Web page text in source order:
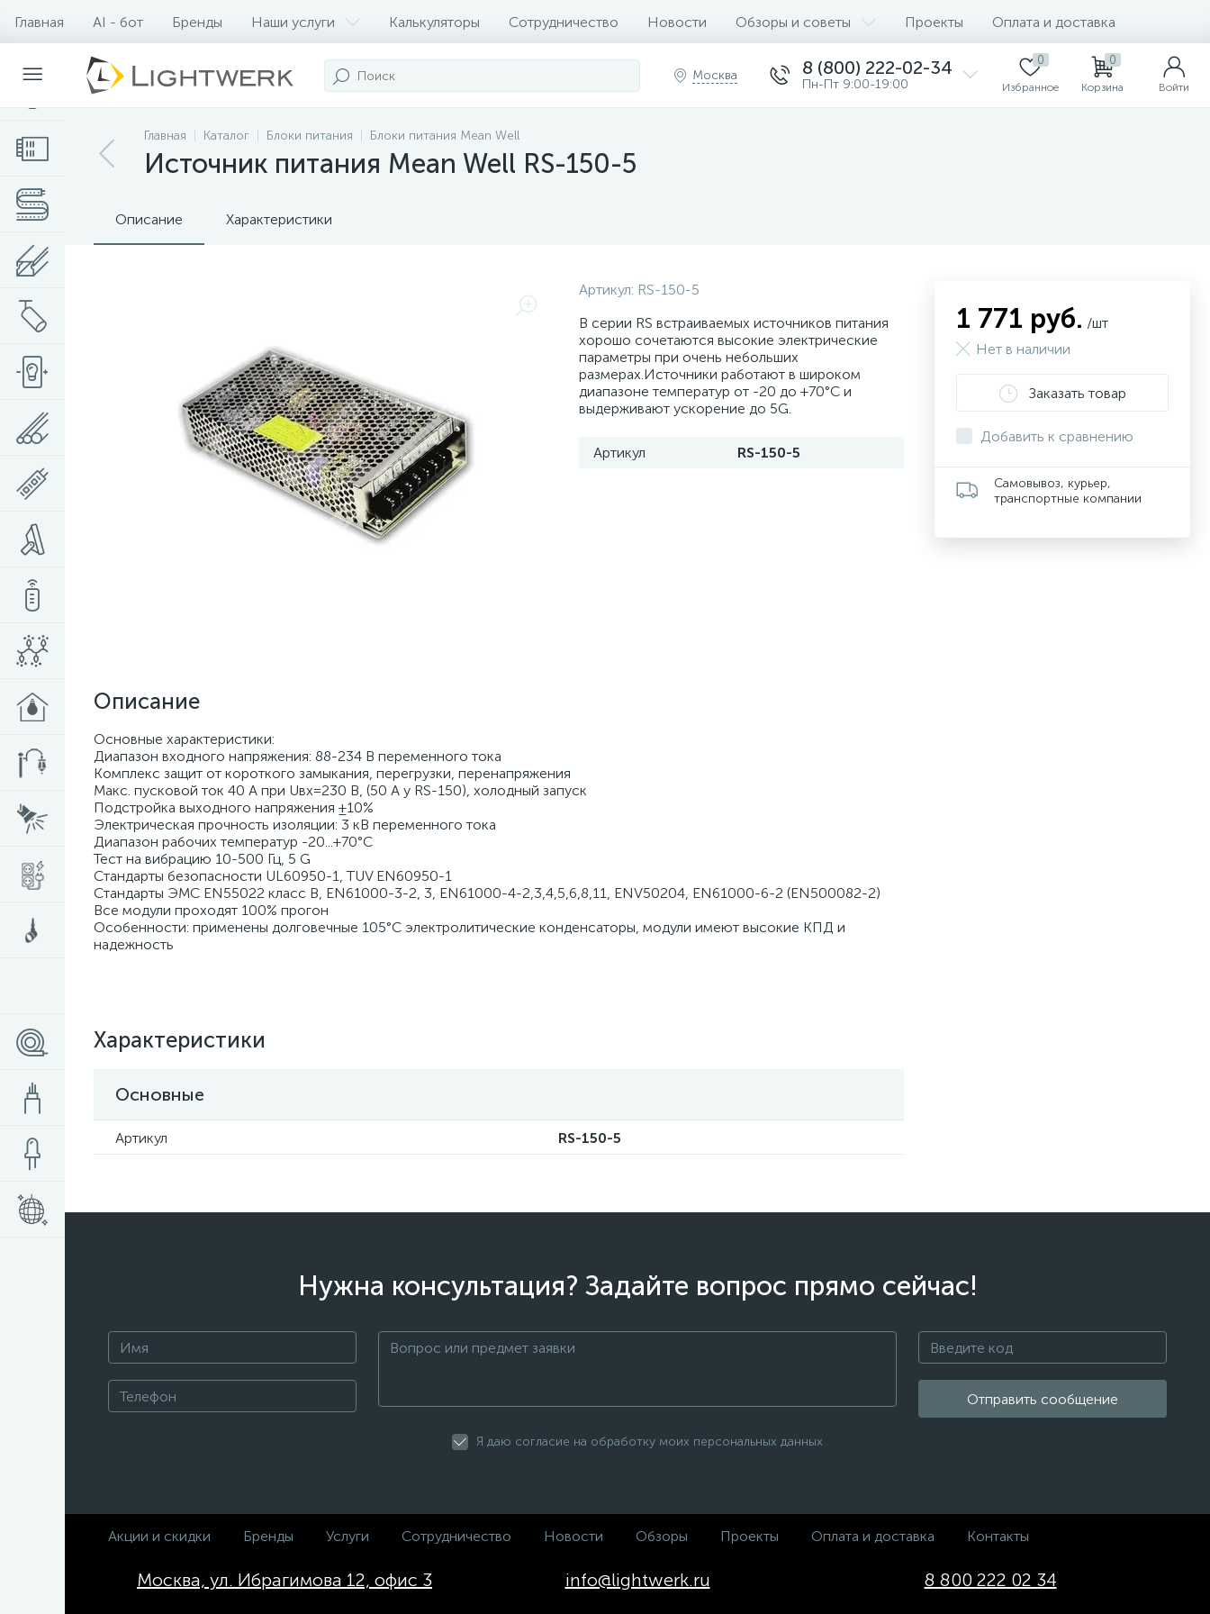
Главная AI - бот Бренды Наши услуги Калькуляторы Сотрудничество Новости Обзоры и советы Проекты Оплата и доставка
Контакты
Москва 8 (800) 222-02-34
Пн-Пт 9:00-19:00
0
Избранное
0
Корзина Войти
Главная Каталог Блоки питания Блоки питания Mean Well
Источник питания Mean Well RS-150-5
Описание Характеристики
Артикул: RS-150-5
В серии RS встраиваемых источников питания
хорошо сочетаются высокие электрические
параметры при очень небольших
размерах.Источники работают в широком
диапазоне температур от -20 до +70°C и
выдерживают ускорение до 5G.
Артикул RS-150-5
Описание
Основные характеристики:
Диапазон входного напряжения: 88-234 В переменного тока
Комплекс защит от короткого замыкания, перегрузки, перенапряжения
Макс. пусковой ток 40 А при Uвх=230 В, (50 А у RS-150), холодный запуск
Подстройка выходного напряжения ±10%
Электрическая прочность изоляции: 3 кВ переменного тока
Диапазон рабочих температур -20...+70°C
Тест на вибрацию 10-500 Гц, 5 G
Стандарты безопасности UL60950-1, TUV EN60950-1
Стандарты ЭМС EN55022 класс B, EN61000-3-2, 3, EN61000-4-2,3,4,5,6,8,11, ENV50204, EN61000-6-2 (EN500082-2)
Все модули проходят 100% прогон
Особенности: применены долговечные 105°C электролитические конденсаторы, модули имеют высокие КПД и
надежность
Характеристики
Основные
Артикул RS-150-5
1 771 руб. /шт
Нет в наличии
Заказать товар
Добавить к сравнению
Самовывоз, курьер,
транспортные компании
Нужна консультация? Задайте вопрос прямо сейчас!
Отправить сообщение
Я даю согласие на обработку моих персональных данных
Акции и скидки Бренды Услуги Сотрудничество Новости Обзоры Проекты Оплата и доставка Контакты
Москва, ул. Ибрагимова 12, офис 3 info@lightwerk.ru 8 800 222 02 34